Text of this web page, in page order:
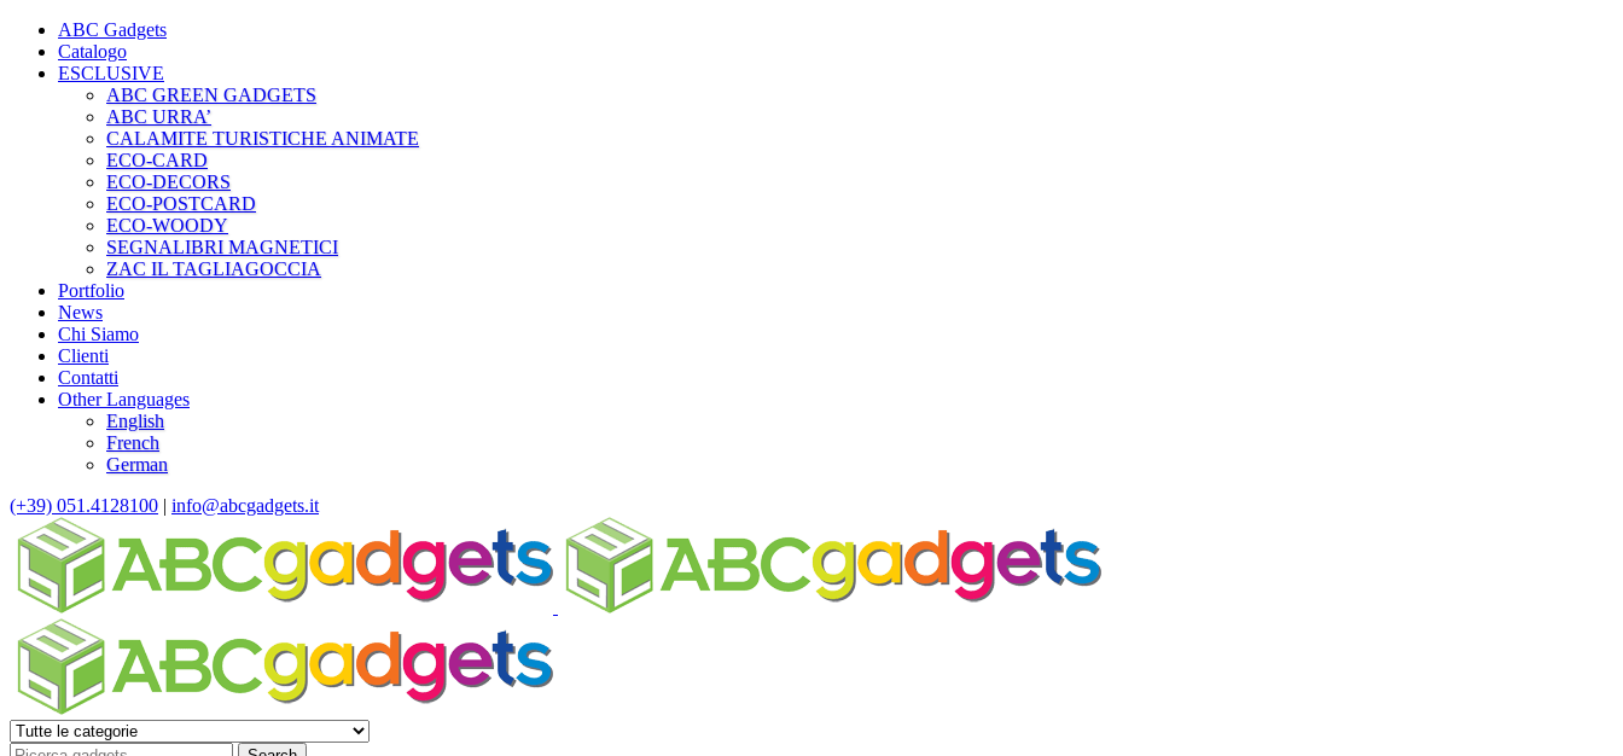
ABC Gadgets
Catalogo
ESCLUSIVE
ABC GREEN GADGETS
ABC URRA’
CALAMITE TURISTICHE ANIMATE
ECO-CARD
ECO-DECORS
ECO-POSTCARD
ECO-WOODY
SEGNALIBRI MAGNETICI
ZAC IL TAGLIAGOCCIA
Portfolio
News
Chi Siamo
Clienti
Contatti
Other Languages
English
French
German
(+39) 051.4128100 | info@abcgadgets.it